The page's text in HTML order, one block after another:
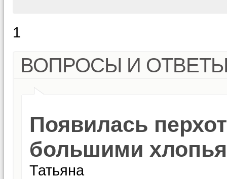
1
ВОПРОСЫ И
Появилась
большими
Татьяна